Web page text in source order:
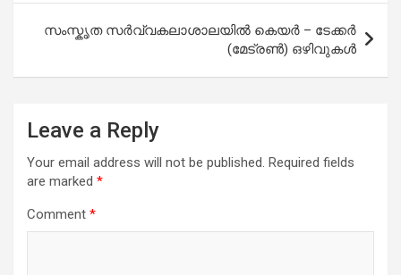
സംസ്കൃത സർവ്വകലാശാലയിൽ കെയ‍‍‍ർ – ടേക്ക‍ർ‍
(മേട്രൺ) ഒഴിവുകൾ
Leave a Reply
Your email address will not be published. Required fields
are marked *
Comment *